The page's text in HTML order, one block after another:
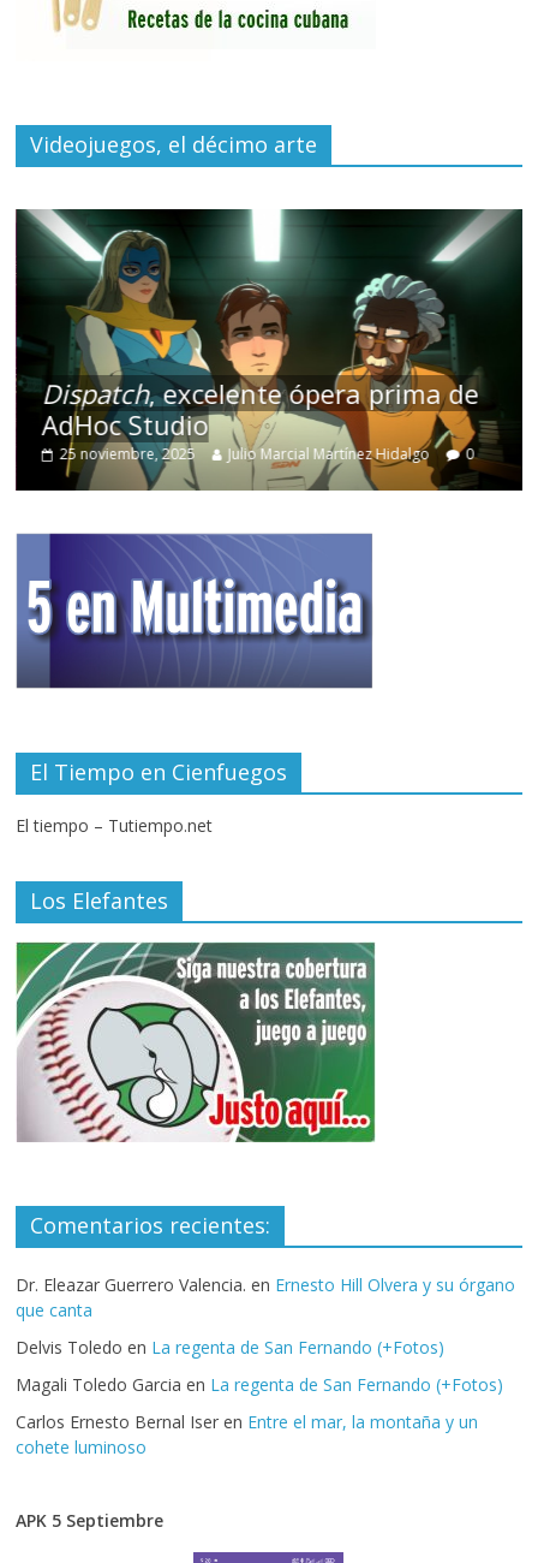
Videojuegos, el décimo arte
Dispatch, excelente ópera prima de
AdHoc Studio
25 noviembre, 2025 Julio Marcial Martínez Hidalgo 0
El Tiempo en Cienfuegos
El tiempo – Tutiempo.net
Los Elefantes
Comentarios recientes:
Dr. Eleazar Guerrero Valencia. en Ernesto Hill Olvera y su órgano
que canta
Delvis Toledo en La regenta de San Fernando (+Fotos)
Magali Toledo Garcia en La regenta de San Fernando (+Fotos)
Carlos Ernesto Bernal Iser en Entre el mar, la montaña y un
cohete luminoso
APK 5 Septiembre